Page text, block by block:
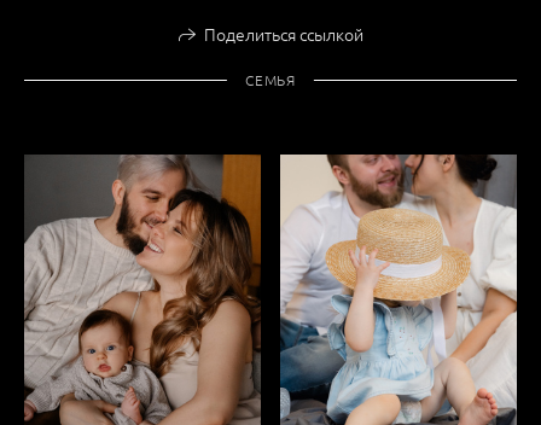
Поделиться ссылкой
СЕМЬЯ